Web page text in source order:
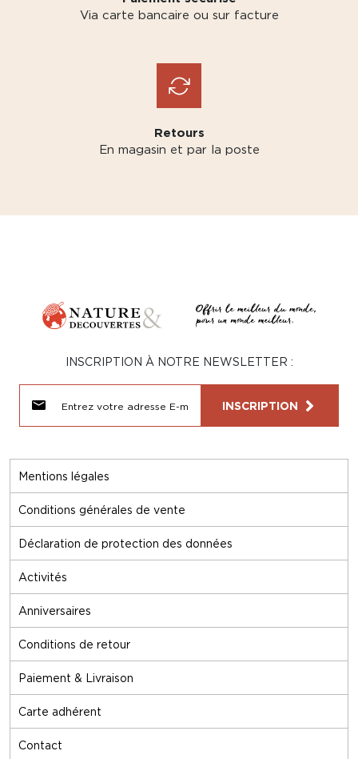
Via carte bancaire ou sur facture
Retours
En magasin et par la poste
Mentions légales
Conditions générales de vente
Déclaration de protection des données
Activités
Anniversaires
Conditions de retour
Paiement & Livraison
Carte adhérent
Contact
INSCRIPTION À NOTRE NEWSLETTER :
INSCRIPTION